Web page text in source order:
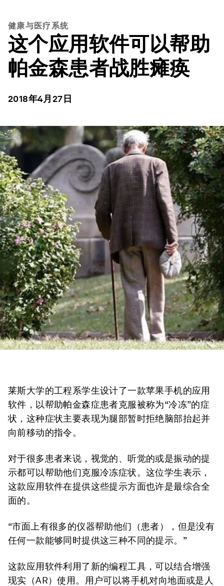
健康与医疗系统
这个应用软件可以帮助
帕金森患者战胜瘫痪
2018年4月27日
莱斯大学的工程系学生设计了一款苹果手机的应用
软件，以帮助帕金森症患者克服被称为“冷冻”的症
状，这种症状主要表现为腿部暂时拒绝脑部抬起并
向前移动的指令。
对于很多患者来说，视觉的、听觉的或是振动的提
示都可以帮助他们克服冷冻症状。这位学生表示，
这款应用软件在提供这些提示方面也许是最综合全
面的。
“市面上有很多的仪器帮助他们（患者），但是没有
任何一款能够同时提供这三种不同的提示。”
这款应用软件利用了新的编程工具，可以结合增强
现实（AR）使用。用户可以将手机对向地面或是人